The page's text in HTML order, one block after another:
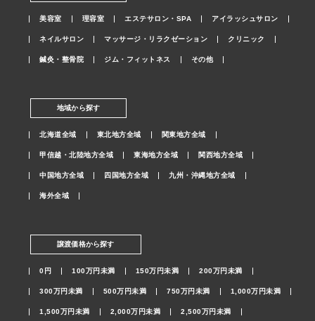
美容室 理容室 エステサロン・SPA アイラッシュサロン
ネイルサロン マッサージ・リラクゼーション クリニック
鍼灸・整骨院 ジム・フィットネス その他
地域から探す
北海道全域 東北地方全域 関東地方全域
甲信越・北陸地方全域 東海地方全域 関西地方全域
中国地方全域 四国地方全域 九州・沖縄地方全域
海外全域
譲渡価格から探す
0円 100万円未満 150万円未満 200万円未満
300万円未満 500万円未満 750万円未満 1,000万円未満
1,500万円未満 2,000万円未満 2,500万円未満